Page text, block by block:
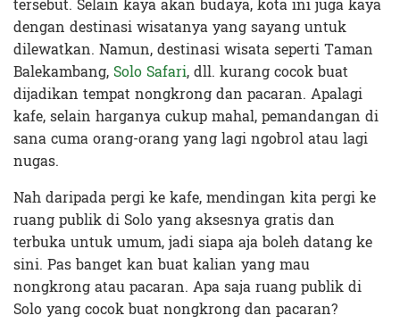
tersebut. Selain kaya akan budaya, kota ini juga kaya
dengan destinasi wisatanya yang sayang untuk
dilewatkan. Namun, destinasi wisata seperti Taman
Balekambang, Solo Safari, dll. kurang cocok buat
dijadikan tempat nongkrong dan pacaran. Apalagi
kafe, selain harganya cukup mahal, pemandangan di
sana cuma orang-orang yang lagi ngobrol atau lagi
nugas.
Nah daripada pergi ke kafe, mendingan kita pergi ke
ruang publik di Solo yang aksesnya gratis dan
terbuka untuk umum, jadi siapa aja boleh datang ke
sini. Pas banget kan buat kalian yang mau
nongkrong atau pacaran. Apa saja ruang publik di
Solo yang cocok buat nongkrong dan pacaran?